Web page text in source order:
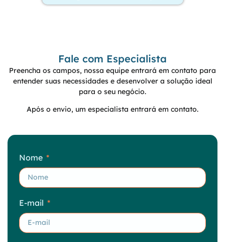
Fale com Especialista
Preencha os campos, nossa equipe entrará em contato para
entender suas necessidades e desenvolver a solução ideal
para o seu negócio.
Após o envio, um especialista entrará em contato.
Nome
E-mail